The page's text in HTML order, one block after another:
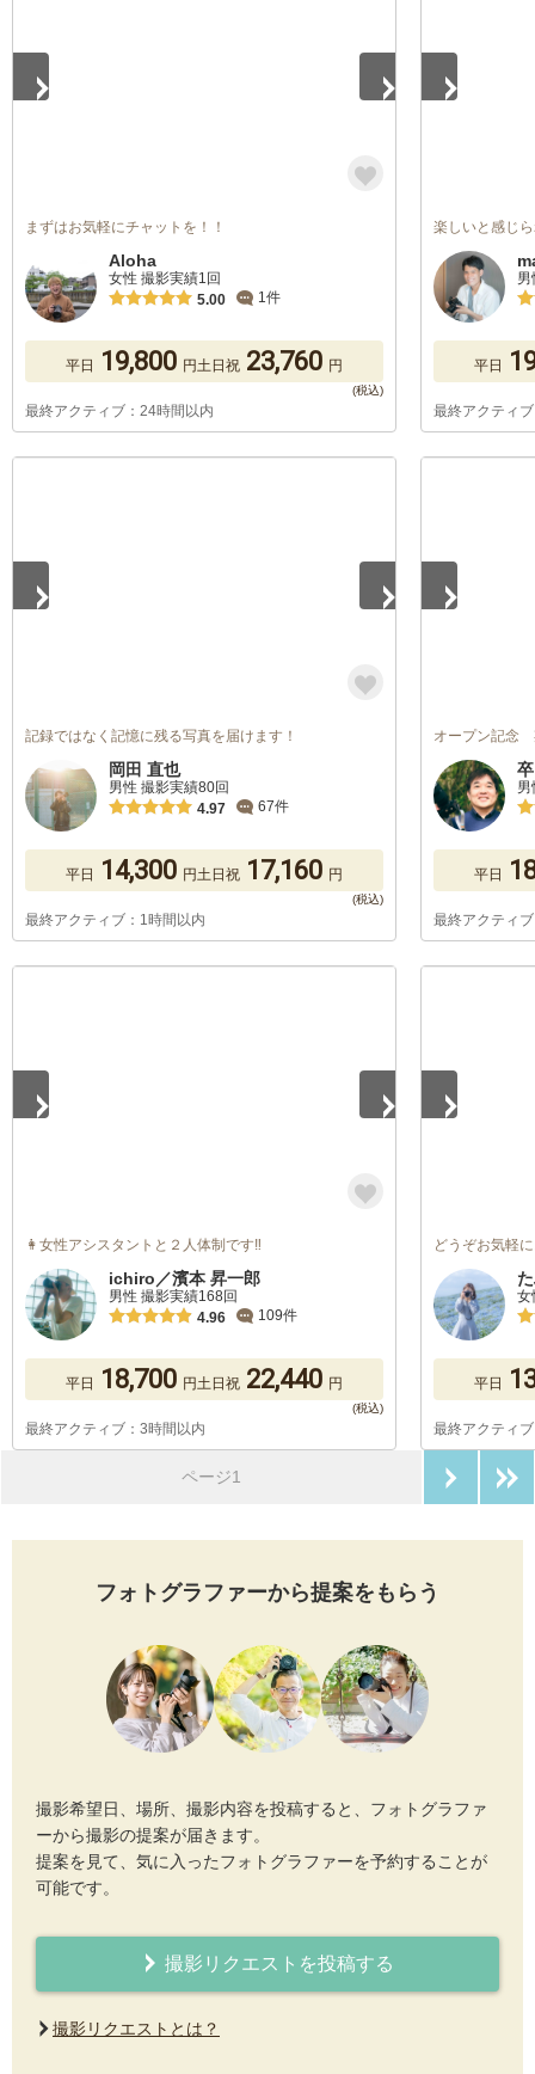
まずはお気軽にチャットを！！
Aloha
女性 撮影実績1回
5.00
1件
平日 19,800 円土日祝 23,760 円
最終アクティブ：24時間以内
楽しいと感じ
平日
最終アクティ
記録ではなく記憶に残る写真を届けます！
岡田 直也
男性 撮影実績80回
4.97
67件
平日 14,300 円土日祝 17,160 円
最終アクティブ：1時間以内
オープン記念
男
平日
最終アクティ
👩‍女性アシスタントと２人体制です‼️
ichiro／濱本 昇一郎
男性 撮影実績168回
4.96
109件
平日 18,700 円土日祝 22,440 円
最終アクティブ：3時間以内
どうぞお気軽
女
平日
最終アクティ
ページ1
フォトグラファーから提案をもらう
撮影希望日、場所、撮影内容を投稿すると、フォトグラファ
ーから撮影の提案が届きます。
提案を見て、気に入ったフォトグラファーを予約することが
可能です。
撮影リクエストを投稿する
撮影リクエストとは？